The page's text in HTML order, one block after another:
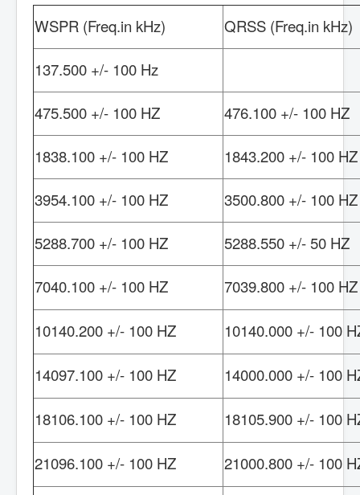
WSPR (Freq.in kHz) QRSS (Freq.in kHz)
137.500 +/- 100 Hz
475.500 +/- 100 HZ 476.100 +/- 100 HZ
1838.100 +/- 100 HZ 1843.200 +/- 100 HZ
3954.100 +/- 100 HZ 3500.800 +/- 100 HZ
5288.700 +/- 100 HZ 5288.550 +/- 50 HZ
7040.100 +/- 100 HZ 7039.800 +/- 100 HZ
10140.200 +/- 100 HZ 10140.000 +/- 100
14097.100 +/- 100 HZ 14000.000 +/- 100
18106.100 +/- 100 HZ 18105.900 +/- 100
21096.100 +/- 100 HZ 21000.800 +/- 100